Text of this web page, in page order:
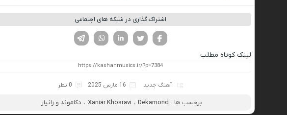
اشتراک گذاری در شبکه های اجتماعی
لینکدین تویتر
فیسوک
لینک کوتاه مطلب
آهنگ جدید 16 مارس 2025 0 نظر
برچسب ها : Dekamond ، Xaniar Khosravi ، دکاموند و زانیار